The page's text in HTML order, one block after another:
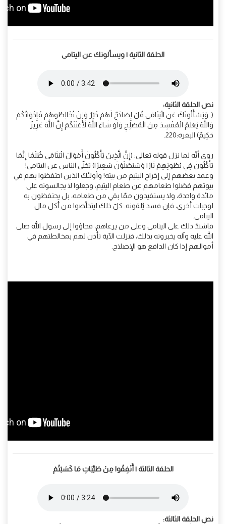
الحلقة الثانية | ويسألونك عن اليتامى
نص الحلقة الثانية:
(..وَيَسْأَلُونَكَ عَنِ الْيَتَامَى قُلْ إِصْلَاحٌ لَهُمْ خَيْرٌ وَإِنْ تُخَالِطُوهُمْ فَإِخْوَانُكُمْ
وَاللَّهُ يَعْلَمُ الْمُفْسِدَ مِنَ الْمُصْلِحِ وَلَوْ شَاءَ اللَّهُ لَأَعْنَتَكُمْ إِنَّ اللَّهَ عَزِيزٌ
حَكِيمٌ) البقرة:220.
روي أنّه لما نزل قوله تعالى: (إِنَّ الَّذِينَ يَأْكُلُونَ أَمْوَالَ الْيَتَامَى ظُلْمًا إِنَّمَا
يَأْكُلُونَ فِي بُطُونِهِمْ نَارًا وَسَيَصْلَوْنَ سَعِيرًا) تخلّى الناس عن اليتامى!
وعمد بعضهم إلى إخراج اليتيم من بيته! وأولئك الذين احتفظوا بهم في
بيوتهم فصَلوا طعامهم عن طعام اليتيم، وجعلوا لا يجالسونه على
مائدة واحدة، ولا يستفيدون ممّا بقي من طعامه، بل يحتفظون به
لوجبات أخرى، فإن فسد يُلقونه. كلّ ذلك ليتخلّصوا من أكل مال
اليتامى.
فاشتدّ ذلك على اليتامى وعلى من يرعاهم، فجاؤوا إلى رسول الله صلى
الله عليه وآله يخبرونه بذلك، فنزلت الآية تأذن لهم بمخالطتهم في
أموالهم إذا كان الدافع هو الإصلاح.
الحلقة الثالثة | أَنْفِقُوا مِنْ طَيِّبَاتِ مَا كَسَبْتُمْ
نص الحلقة الثالثة: